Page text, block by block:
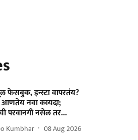
फेसबुक, इन्स्टा वापरतंय?
नवा कायदा;
परवानगी नसेल तर...
Kumbhar 08 Aug 2026